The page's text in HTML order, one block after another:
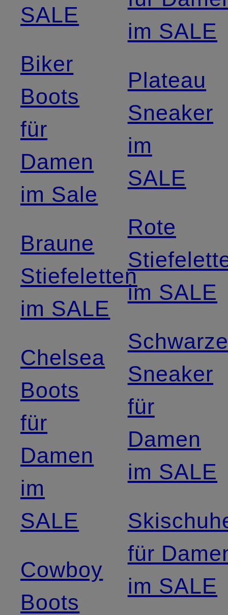
SALE
Biker
Boots
für
Damen
im Sale
Braune
Stiefeletten
im SALE
Chelsea
Boots
für
Damen
im
SALE
Cowboy
Boots
im SALE
Plateau
Sneaker
im
SALE
Rote
im SALE
Sneaker
für
Damen
im SALE
für
im SALE